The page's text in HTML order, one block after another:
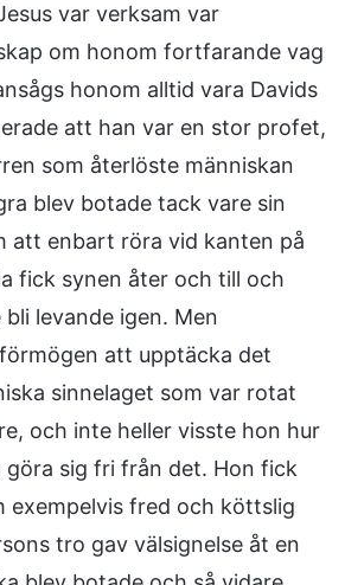
var verksam var
om honom fortfarande vag
honom alltid vara Davids
att han var en stor profet,
som återlöste människan
blev botade tack vare sin
att enbart röra vid kanten på
fick synen åter och till och
levande igen. Men
att upptäcka det
sinnelaget som var rotat
och inte heller visste hon hur
göra sig fri från det. Hon fick
exempelvis fred och köttslig
tro gav välsignelse åt en